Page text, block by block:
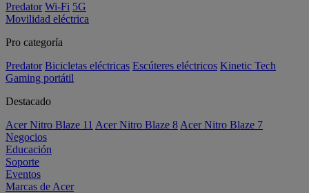
Predator Wi-Fi 5G
Movilidad eléctrica
Pro categoría
Predator Bicicletas eléctricas Escúteres eléctricos Kinetic Tech
Gaming portátil
Destacado
Acer Nitro Blaze 11 Acer Nitro Blaze 8 Acer Nitro Blaze 7
Negocios
Educación
Soporte
Eventos
Marcas de Acer